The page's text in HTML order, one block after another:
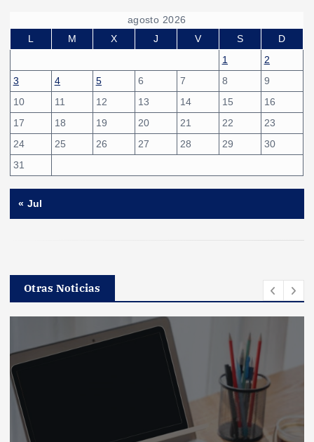
agosto 2026
L
M X J V S
D
1
2
3
4 5 6 7 8
9
10
11 12 13 14 15
16
17
18 19 20 21 22
23
24
25 26 27 28 29
30
31
« Jul
Otras Noticias